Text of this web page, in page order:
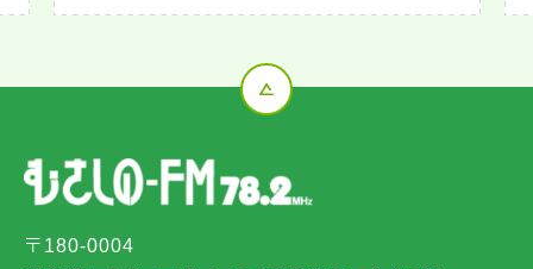
〒180-0004